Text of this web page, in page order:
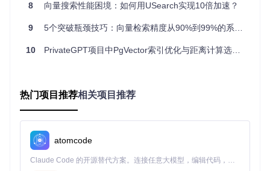
精度-性能平衡指标
召回率@k：检索结果中相关向量的比例
平均查询时间：单次查询的平均响应时间
内存占用：索引的内存使用量（MB）
路径长度标准差：反映图结构的稳定性
节点访问分布：检测搜索热点和图结构缺陷
验证方法：基准测试框架
使用benchs/bench_hnsw.py
8 向量搜索性能困境：如何用USearch实现10倍加速？
9 5个突破瓶颈技巧：向量检索精度从90%到99%的系统优化
10 PrivateGPT项目中PgVector索引优化与距离计算选择实践
热门项目推荐相关项目推荐
atomcode
Claude Code 的开源替代方案。连接任意大模型，编辑代码，运行命令，自动验证 — 全自动执行。用 Rust 构建，极致性能。 ｜ An open-source alternative to Claude Code. Connect any LLM, edit code, run commands, and verify changes — autonomously. Built in Rust for speed. Get Started